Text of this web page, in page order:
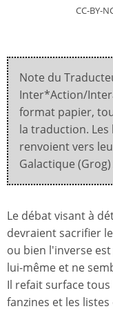
CC-BY-
Note du
Inter*Action/
format papier,
la traduction. Les
renvoient vers
Galactique (Grog)
Le débat visant à
devraient sacrifier
ou bien l'inverse
lui-même et ne
Il refait surface
fanzines et les